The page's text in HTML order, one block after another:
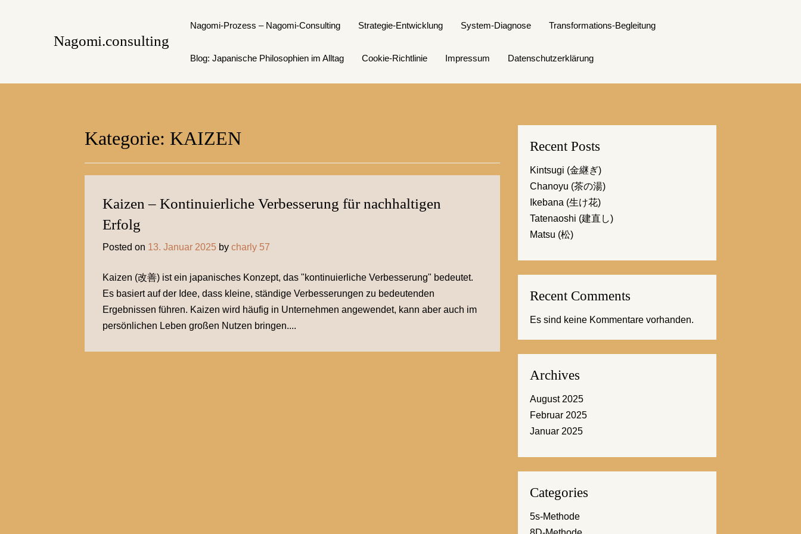
Nagomi.consulting
Nagomi-Prozess – Nagomi-Consulting Strategie-Entwicklung System-Diagnose Transformations-Begleitung
Blog: Japanische Philosophien im Alltag Cookie-Richtlinie Impressum Datenschutzerklärung
Kategorie: KAIZEN
Kaizen – Kontinuierliche Verbesserung für nachhaltigen
Erfolg
Posted on 13. Januar 2025 by charly 57
Kaizen (改善) ist ein japanisches Konzept, das "kontinuierliche Verbesserung" bedeutet.
Es basiert auf der Idee, dass kleine, ständige Verbesserungen zu bedeutenden
Ergebnissen führen. Kaizen wird häufig in Unternehmen angewendet, kann aber auch im
persönlichen Leben großen Nutzen bringen....
Recent Posts
Kintsugi (金継ぎ)
Chanoyu (茶の湯)
Ikebana (生け花)
Tatenaoshi (建直し)
Matsu (松)
Recent Comments
Es sind keine Kommentare vorhanden.
Archives
August 2025
Februar 2025
Januar 2025
Categories
5s-Methode